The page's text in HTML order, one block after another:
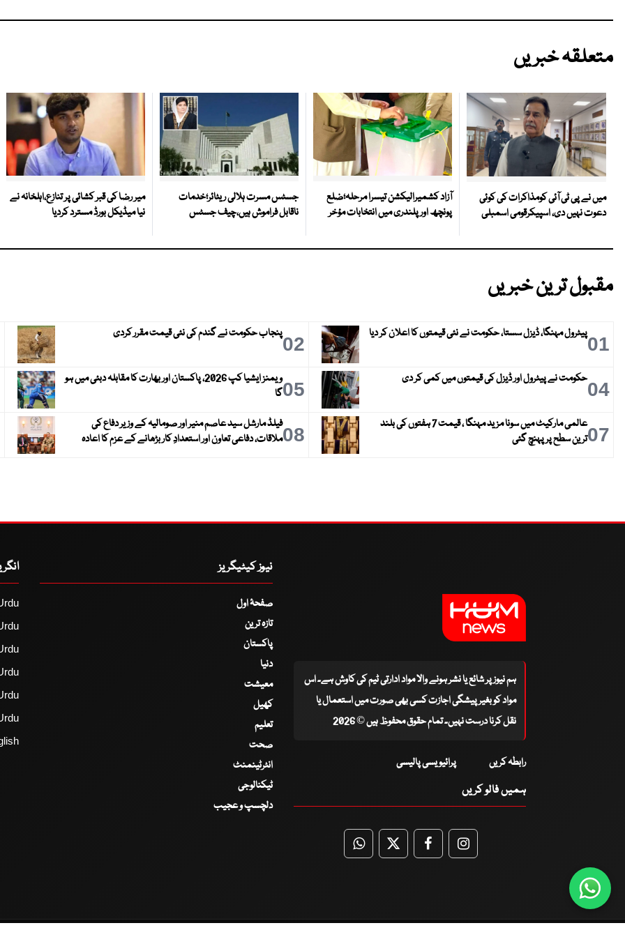
متعلقہ خبریں
میں نے پی ٹی آئی کومذاکرات کی کوئی
دعوت نہیں دی، اسپیکرقومی اسمبلی
آزاد کشمیرالیکشن تیسرا مرحلہ؛ضلع
پونچھ اور پلندری میں انتخابات مؤخر
جسٹس مسرت ہلالی ریٹائر؛خدمات
ناقابل فراموش ہیں،چیف جسٹس
میر رضا کی قبر کشائی پر تنازع،اہلخانہ نے
نیا میڈیکل بورڈ مسترد کردیا
مقبول ترین خبریں
01پیٹرول مہنگا، ڈیزل سستا، حکومت نے نئی قیمتوں کا اعلان کر دیا 02پنجاب حکومت نے گندم کی نئی قیمت مقرر کردی
04حکومت نے پیٹرول اور ڈیزل کی قیمتوں میں کمی کر دی 05
ویمنز ایشیا کپ 2026، پاکستان اور بھارت کا مقابلہ دبئی میں ہو
گا
07
عالمی مارکیٹ میں سونا مزید مہنگا ، قیمت 7 ہفتوں کی بلند
ترین سطح پر پہنچ گئی
08فیلڈ مارشل سید عاصم منیر اور صومالیہ کے وزیر دفاع کی
ملاقات، دفاعی تعاون اور استعدادِ کار بڑھانے کے عزم کا اعادہ
ہم نیوز پر شائع یا نشر ہونے والا مواد ادارتی ٹیم کی کاوش ہے۔ اس
مواد کو بغیر پیشگی اجازت کسی بھی صورت میں استعمال یا
نقل کرنا درست نہیں۔ تمام حقوق محفوظ ہیں © 2026
رابطہ کریں پرائیویسی پالیسی
ہمیں فالو کریں
WhatsApp
TwitterFacebookFacebook
نیوز کیٹیگریز
صفحۂ اول
تازہ ترین
پاکستان
دنیا
معیشت
کھیل
تعلیم
صحت
انٹرٹینمنٹ
ٹیکنالوجی
دلچسپ و عجیب